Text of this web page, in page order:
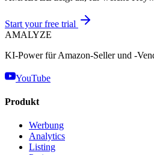
Start your free trial
AMALYZE
KI-Power für Amazon-Seller und -
YouTube
Produkt
Werbung
Analytics
Listing